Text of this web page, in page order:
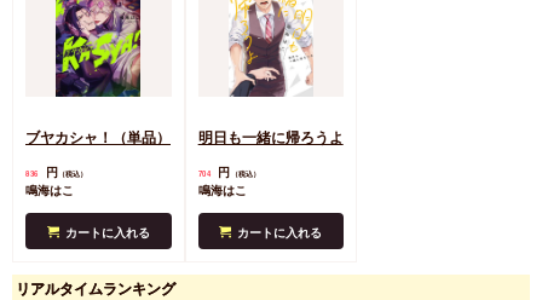
ブヤカシャ！（単品）
836 円 （税込）
鳴海はこ
カートに入れる
明日も一緒に帰ろうよ
704 円 （税込）
鳴海はこ
カートに入れる
リアルタイムランキング